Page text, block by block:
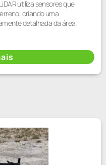
utiliza sensores que
criando uma
detalhada da área.